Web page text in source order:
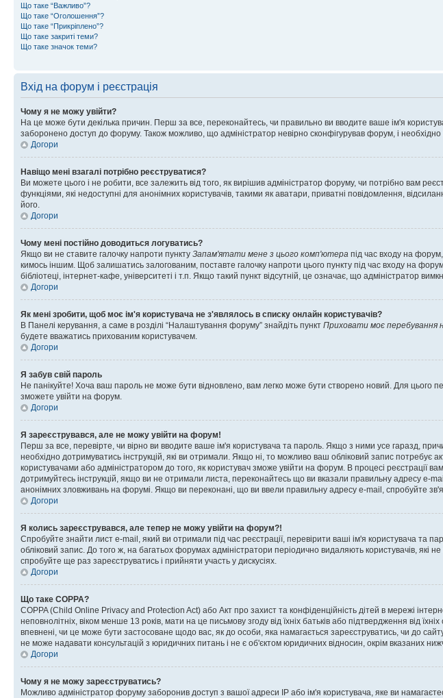
Що таке “Важливо”?
Що таке “Оголошення”?
Що таке “Прикріплено”?
Що таке закриті теми?
Що таке значок теми?
Вхід на форум і реєстрація
Чому я не можу увійти?
На це може бути декілька причин. Перш за все, переконайтесь, чи правильно ви вводите ваше ім'я
заборонено доступ до форуму. Також можливо, що адміністратор невірно сконфігурував форум, і
Догори
Навіщо мені взагалі потрібно реєструватися?
Ви можете цього і не робити, все залежить від того, як вирішив адміністратор форуму, чи потрібно вам
функціями, які недоступні для анонімних користувачів, такими як аватари, приватні повідомлення,
його.
Догори
Чому мені постійно доводиться логуватись?
Якщо ви не ставите галочку напроти пункту Запам'ятати мене з цього комп'ютера під час входу на
кимось іншим. Щоб залишатись залогованим, поставте галочку напроти цього пункту під час входу на
бібліотеці, інтернет-кафе, університеті і т.п. Якщо такий пункт відсутній, це означає, що адміністратор
Догори
Як мені зробити, щоб моє ім'я користувача не з'являлось в списку онлайн користувачів?
В Панелі керування, а саме в розділі “Налаштування форуму” знайдіть пункт Приховати моє перебування
будете вважатись прихованим користувачем.
Догори
Я забув свій пароль
Не панікуйте! Хоча ваш пароль не може бути відновлено, вам легко може бути створено новий. Для цього
зможете увійти на форум.
Догори
Я зареєструвався, але не можу увійти на форум!
Перш за все, перевірте, чи вірно ви вводите ваше ім'я користувача та пароль. Якщо з ними усе гаразд,
необхідно дотримуватись інструкцій, які ви отримали. Якщо ні, то можливо ваш обліковий запис потребує
користувачами або адміністратором до того, як користувач зможе увійти на форум. В процесі
дотримуйтесь інструкцій, якщо ви не отримали листа, переконайтесь що ви вказали правильну адресу e-
анонімних зловживань на форумі. Якщо ви переконані, що ви ввели правильну адресу e-mail, спробуйте
Догори
Я колись зареєструвався, але тепер не можу увійти на форум?!
Спробуйте знайти лист e-mail, який ви отримали під час реєстрації, перевірити ваші ім'я користувача
обліковий запис. До того ж, на багатьох форумах адміністратори періодично видаляють користувачів,
спробуйте ще раз зареєструватись і прийняти участь у дискусіях.
Догори
Що таке COPPA?
COPPA (Child Online Privacy and Protection Act) або Акт про захист та конфіденційність дітей в мережі
неповнолітніх, віком менше 13 років, мати на це письмову згоду від їхніх батьків або підтвердження від
впевнені, чи це може бути застосоване щодо вас, як до особи, яка намагається зареєструватись, чи до
не може надавати консультацій з юридичних питань і не є об'єктом юридичних відносин, окрім вказаних
Догори
Чому я не можу зареєструватись?
Можливо адміністратор форуму заборонив доступ з вашої адреси IP або ім'я користувача, яке ви